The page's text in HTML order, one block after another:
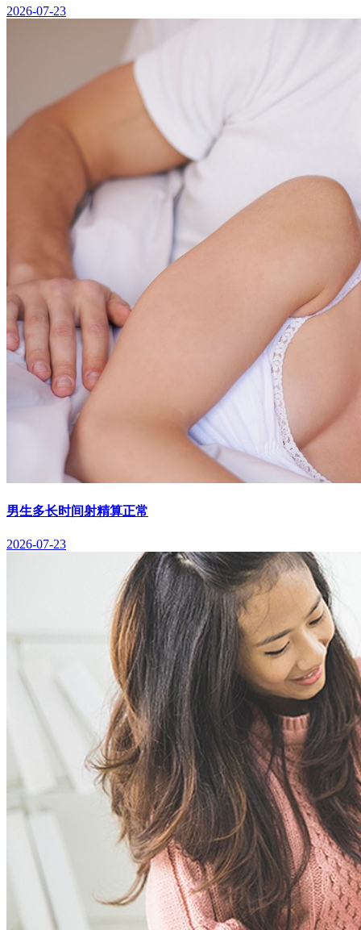
2026-07-23
男生多长时间射精算正常
2026-07-23